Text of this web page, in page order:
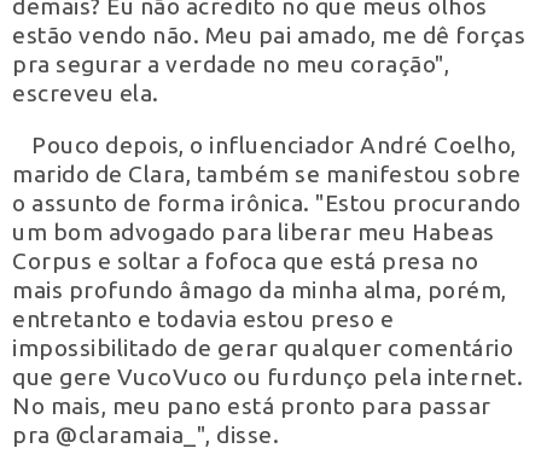
demais? Eu não acredito no que meus olhos
estão vendo não. Meu pai amado, me dê forças
pra segurar a verdade no meu coração",
escreveu ela.
Pouco depois, o influenciador André Coelho,
marido de Clara, também se manifestou sobre
o assunto de forma irônica. "Estou procurando
um bom advogado para liberar meu Habeas
Corpus e soltar a fofoca que está presa no
mais profundo âmago da minha alma, porém,
entretanto e todavia estou preso e
impossibilitado de gerar qualquer comentário
que gere VucoVuco ou furdunço pela internet.
No mais, meu pano está pronto para passar
pra @claramaia_", disse.